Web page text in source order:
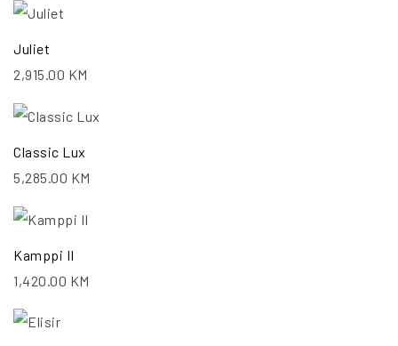
Juliet
2,915.00 KM
Classic Lux
5,285.00 KM
Kamppi II
1,420.00 KM